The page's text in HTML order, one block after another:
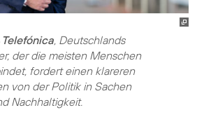
Telefónica , Deutschlands
der die meisten Menschen
fordert einen klareren
von der Politik in Sachen
Nachhaltigkeit.